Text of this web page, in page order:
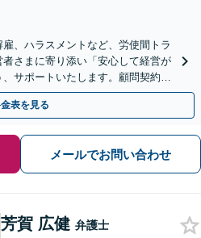
雇、ハラスメントなど、労使間トラ
さまに寄り添い「安心して経営が
サポートいたします。顧問契約プ
【休日・夜間相談可】
表を見る
メールでお問い合わせ
芳賀 広健 弁護士